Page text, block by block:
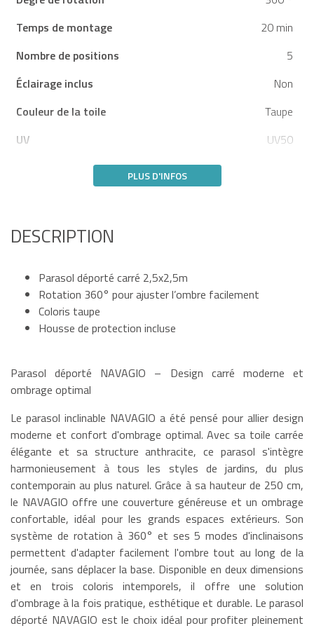
Temps de montage
20 min
Nombre de positions
5
Éclairage inclus
Non
Couleur de la toile
Taupe
UV
UV50
PLUS D'INFOS
DESCRIPTION
Parasol déporté carré 2,5x2,5m
Rotation 360° pour ajuster l’ombre facilement
Coloris taupe
Housse de protection incluse
Parasol déporté NAVAGIO – Design carré moderne et
ombrage optimal
Le parasol inclinable NAVAGIO a été pensé pour allier design
moderne et confort d'ombrage optimal. Avec sa toile carrée
élégante et sa structure anthracite, ce parasol s'intègre
harmonieusement à tous les styles de jardins, du plus
contemporain au plus naturel. Grâce à sa hauteur de 250 cm,
le NAVAGIO offre une couverture généreuse et un ombrage
confortable, idéal pour les grands espaces extérieurs. Son
système de rotation à 360° et ses 5 modes d'inclinaisons
permettent d'adapter facilement l'ombre tout au long de la
journée, sans déplacer la base. Disponible en deux dimensions
et en trois coloris intemporels, il offre une solution
d'ombrage à la fois pratique, esthétique et durable. Le parasol
déporté NAVAGIO est le choix idéal pour profiter pleinement